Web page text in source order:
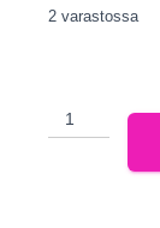
2 varastossa